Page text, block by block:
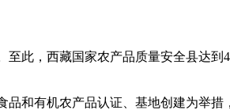
此，西藏国家农产品质量安全县达到
有机农产品认证、基地创建为举措